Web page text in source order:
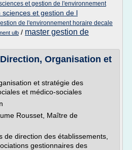
et gestion de l'environnement
sciences et gestion de l
de l'environnement horaire decale
ulb / master gestion de
Organisation et
et stratégie des
et médico-sociales
Rousset, Maître de
de direction des établissements,
gestionnaires des